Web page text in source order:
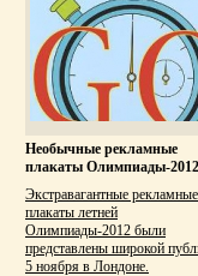
Необычные рекламные
плакаты Олимпиады-2012
Экстравагантные рекламные
плакаты летней
Олимпиады-2012 были
представлены широкой
5 ноября в Лондоне.